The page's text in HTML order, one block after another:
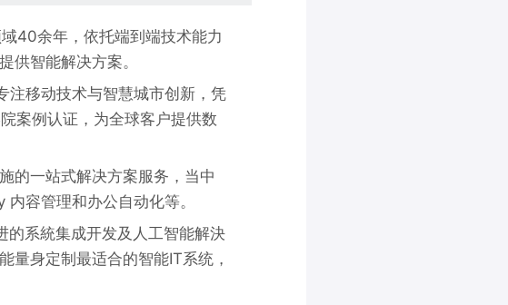
40余年，依托端到端技术能力
供智能解决方案。
移动技术与智慧城市创新，凭
案例认证，为全球客户提供数
的一站式解决方案服务，当中
容管理和办公自动化等。
的系統集成开发及人工智能解決
量身定制最适合的智能IT系统，